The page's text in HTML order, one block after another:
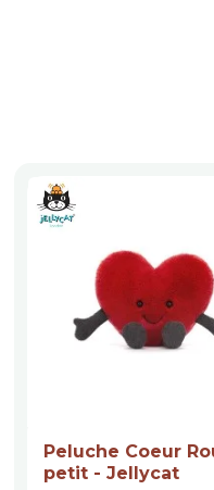
Peluche Coeur
petit - Jellycat